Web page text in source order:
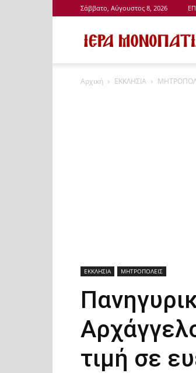
Σάββατο, Αύγουστος 8, 2026
Αρχική ΕΚΚΛΗΣΙΑ
ΕΚΚΛΗΣΙΑ ΜΗΤΡΟΠΟΛΕΙΣ
τιμή σε